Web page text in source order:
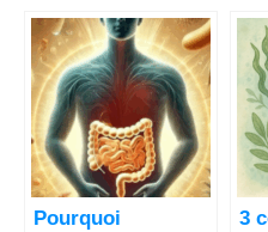
Pourquoi
3